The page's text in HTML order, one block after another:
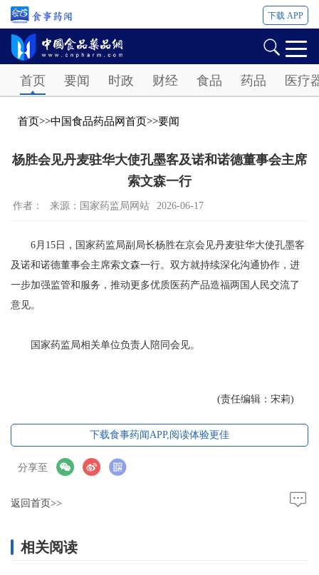
下载 APP
首页 要闻 时政 财经 食品 药品 医疗
首页>>中国食品药品网首页>>要闻
杨胜会见丹麦驻华大使孔墨客及诺和诺德董事会主席
索文森一行
作者： 来源：国家药监局网站 2026-06-17
6月15日，国家药监局副局长杨胜在京会见丹麦驻华大使孔墨客
及诺和诺德董事会主席索文森一行。双方就持续深化沟通协作，进
一步加强监管和服务，推动更多优质医药产品造福两国人民交流了
意见。
国家药监局相关单位负责人陪同会见。
(责任编辑：宋莉)
下载食事药闻APP,阅读体验更佳
分享至
返回首页>>
相关阅读